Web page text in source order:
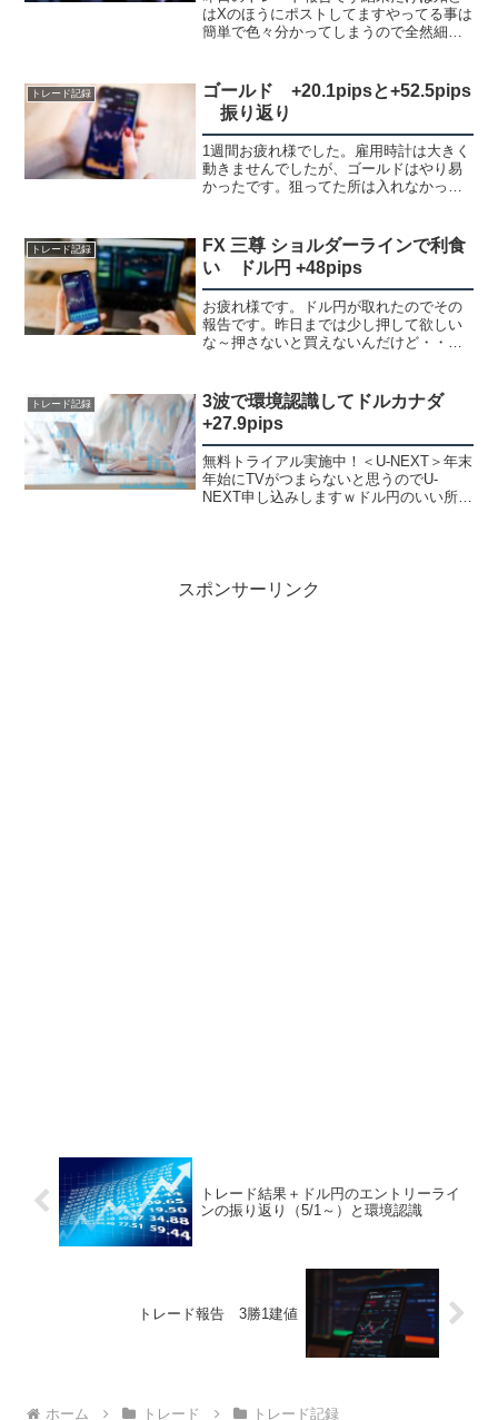
はXのほうにポストしてますやってる事は
簡単で色々分かってしまうので全然細か
ピングです基本的に握れないので取れる
所をサク...
トレード記録
ゴールド +20.1pipsと+52.5pips
振り返り
1週間お疲れ様でした。雇用時計は大きく
動きませんでしたが、ゴールドはやり易
かったです。狙ってた所は入れなかった
でその辺は気にしてません。細かいトレ
ードも多く入ったので今...
トレード記録
FX 三尊 ショルダーラインで利食
い ドル円 +48pips
お疲れ様です。ドル円が取れたのでその
報告です。昨日までは少し押して欲しい
な～押さないと買えないんだけど・・と
境認識本日の状況とエントリー赤波は上
昇トレンド中（左が無いので...
トレード記録
3波で環境認識してドルカナダ
+27.9pips
無料トライアル実施中！＜U-NEXT＞年末
年始にTVがつまらないと思うのでU-
NEXT申し込みしますｗドル円のいい所を
スポンサーリンク
トレード結果＋ドル円のエントリーライ
ンの振り返り（5/1～）と環境認識
トレード報告 3勝1建値
ホーム トレード トレード記録